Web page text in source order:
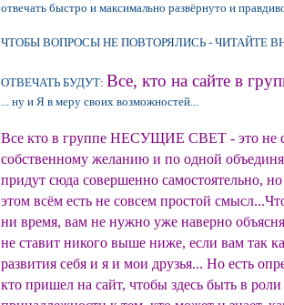
отвечать быстро и максимально развёрнуто и
ЧТОБЫ ВОПРОСЫ НЕ ПОВТОРЯЛИСЬ - ЧИТАЙТЕ
ОТВЕЧАТЬ БУДУТ:Все, кто на сайте в
... ну и Я в меру своих возможностей...
Все кто в группе НЕСУЩИЕ СВЕТ - это не
собственному желанию и по одной
придут сюда совершенно самостоятельно,
этом всём есть не совсем простой
ни время, вам не нужно уже наверно
не ставит никого выше ниже, если вам так
развития себя и я и мои друзья... Но есть
кто пришел на сайт, чтобы здесь быть в